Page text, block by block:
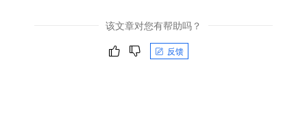
该文章对您有帮助吗？
反馈